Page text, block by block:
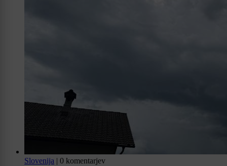
Slovenija | 0 komentarjev